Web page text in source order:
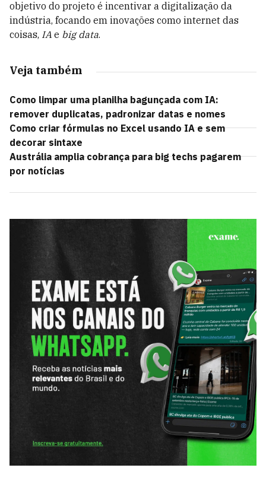
objetivo do projeto é incentivar a digitalização da
indústria, focando em inovações como internet das
coisas, IA e big data.
Veja também
Como limpar uma planilha bagunçada com IA:
remover duplicatas, padronizar datas e nomes
Como criar fórmulas no Excel usando IA e sem
decorar sintaxe
Austrália amplia cobrança para big techs pagarem
por notícias